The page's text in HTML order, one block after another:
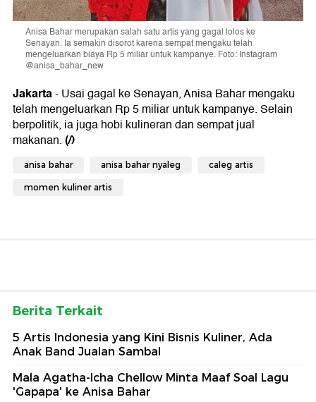
Anisa Bahar merupakan salah satu artis yang gagal lolos ke
Senayan. Ia semakin disorot karena sempat mengaku telah
mengeluarkan biaya Rp 5 miliar untuk kampanye. Foto: Instagram
@anisa_bahar_new
Jakarta- Usai gagal ke Senayan, Anisa Bahar mengaku
telah mengeluarkan Rp 5 miliar untuk kampanye. Selain
berpolitik, ia juga hobi kulineran dan sempat jual
makanan.(/)
anisa bahar anisa bahar nyaleg caleg artis
momen kuliner artis
Berita Terkait
5 Artis Indonesia yang Kini Bisnis Kuliner, Ada
Anak Band Jualan Sambal
Mala Agatha-Icha Chellow Minta Maaf Soal Lagu
'Gapapa' ke Anisa Bahar